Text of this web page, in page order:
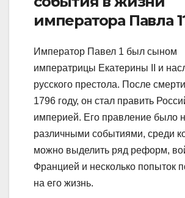
императора Павла
Император Павел 1 был сыном
императрицы Екатерины II и
русского престола. После
1796 году, он стал править
империей. Его правление было
различными событиями, среди
можно выделить ряд реформ,
Францией и несколько попыток
на его жизнь.